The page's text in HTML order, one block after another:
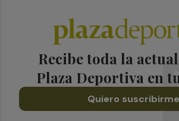
Recibe toda la
Plaza Deportiva en
Quiero suscribirme